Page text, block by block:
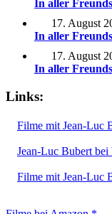
In aller
17. August
In aller
17. August
In aller
Links:
Filme mit Jean-Luc
Jean-Luc Bubert bei
Filme mit Jean-Luc